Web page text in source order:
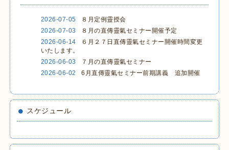
2026-07-05
８月定例靈授会
2026-07-03
８月の直傳靈氣セミナー開催予定
2026-06-14
６月２７日直傳靈氣セミナー開催時間変更
いたします。
2026-06-03
７月の直傳靈氣セミナー
2026-06-02
6月直傳靈氣セミナー前期講義 追加開催
スケジュール